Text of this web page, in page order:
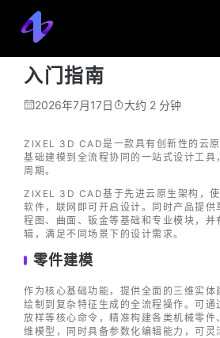
帮助中心
入门指南
2026年7月17日 大约 2 分钟
ZIXEL 3D CAD是一款具有创新性的云
基础建模到全流程协同的一站式设计工具
周期。
ZIXEL 3D CAD基于先进云原生架构，
软件，联网即可开启设计。同时产品提供
程图、曲面、钣金等基础和专业模块，并
辑，满足不同场景下的设计需求。
零件建模
作为核心基础功能，提供全面的三维实体
绘制到复杂特征生成的全流程操作。可通
放样等核心命令，精准构建各类机械零件
维模型，同时具备参数化编辑能力，可灵